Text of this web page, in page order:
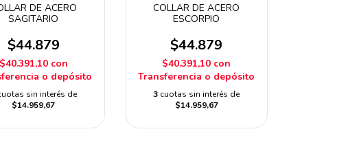
DE ACERO
SAGITARIO
$44.879
$40.391,10 con
o depósito
sin interés de
$14.959,67
COLLAR DE ACERO
ESCORPIO
$44.879
$40.391,10 con
Transferencia o depósito
3 cuotas sin interés de
$14.959,67